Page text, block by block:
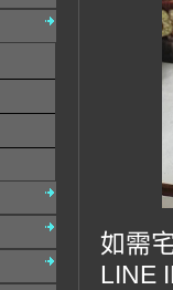
如需
LINE